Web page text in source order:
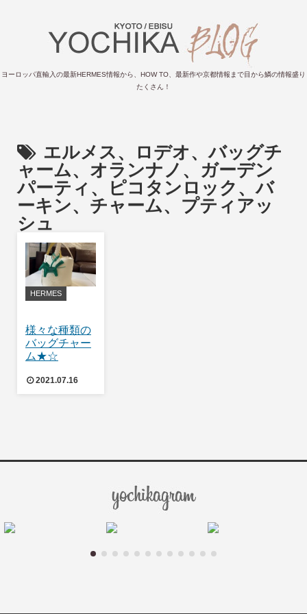
ヨーロッパ直輸入の最新HERMES情報から、HOW TO、最新作や京都情報まで目から鱗の情報盛り
たくさん！
エルメス、ロデオ、バッグチ
ャーム、オランナノ、ガーデン
パーティ、ピコタンロック、バ
ーキン、チャーム、プティアッ
シュ
HERMES
様々な種類の
バッグチャー
ム★☆
2021.07.16